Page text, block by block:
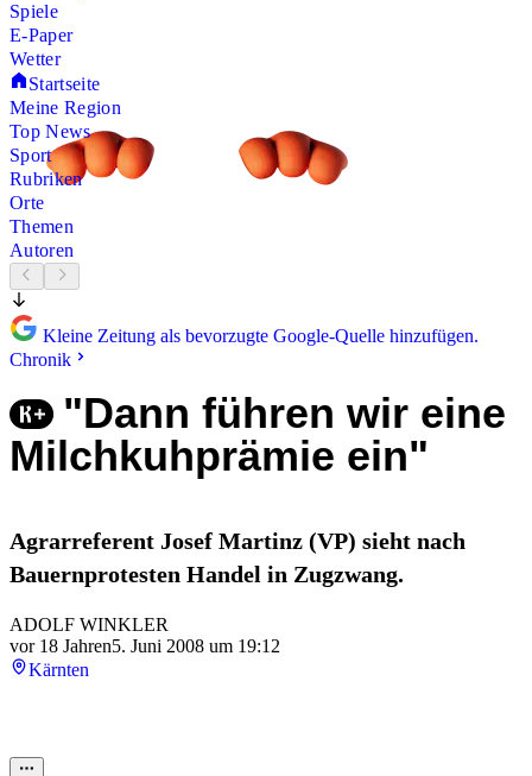
Spiele
E-Paper
Wetter
Startseite
Meine Region
Top News
Sport
Rubriken
Orte
Themen
Autoren
Kleine Zeitung als bevorzugte Google-Quelle hinzufügen.
Chronik
"Dann führen wir eine
Milchkuhprämie ein"
Agrarreferent Josef Martinz (VP) sieht nach
Bauernprotesten Handel in Zugzwang.
ADOLF WINKLER
vor 18 Jahren5. Juni 2008 um 19:12
Kärnten